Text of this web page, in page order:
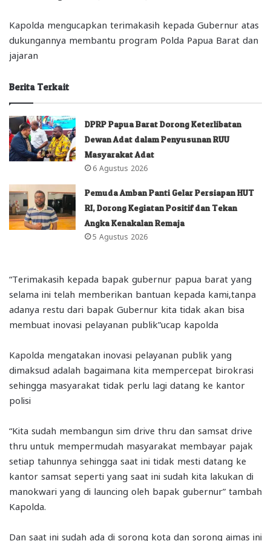
Kapolda mengucapkan terimakasih kepada Gubernur atas
dukungannya membantu program Polda Papua Barat dan
jajaran
Berita Terkait
DPRP Papua Barat Dorong Keterlibatan
Dewan Adat dalam Penyusunan RUU
Masyarakat Adat
6 Agustus 2026
Pemuda Amban Panti Gelar Persiapan HUT
RI, Dorong Kegiatan Positif dan Tekan
Angka Kenakalan Remaja
5 Agustus 2026
“Terimakasih kepada bapak gubernur papua barat yang
selama ini telah memberikan bantuan kepada kami,tanpa
adanya restu dari bapak Gubernur kita tidak akan bisa
membuat inovasi pelayanan publik”ucap kapolda
Kapolda mengatakan inovasi pelayanan publik yang
dimaksud adalah bagaimana kita mempercepat birokrasi
sehingga masyarakat tidak perlu lagi datang ke kantor
polisi
“Kita sudah membangun sim drive thru dan samsat drive
thru untuk mempermudah masyarakat membayar pajak
setiap tahunnya sehingga saat ini tidak mesti datang ke
kantor samsat seperti yang saat ini sudah kita lakukan di
manokwari yang di launcing oleh bapak gubernur” tambah
Kapolda.
Dan saat ini sudah ada di sorong kota dan sorong aimas ini